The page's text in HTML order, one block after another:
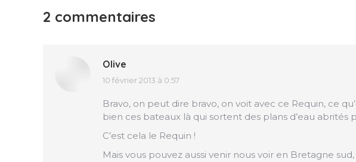
2 commentaires
Olive
dit
10 février 2013 à 0:57
Bravo, on peut dire bravo, on voit avec ce Requin, ce
bien ces bateaux là qui sortent des plans d’eau abrités
C’est cela le Requin !
Mais vous pouvez aussi venir nous voir en Bretagne